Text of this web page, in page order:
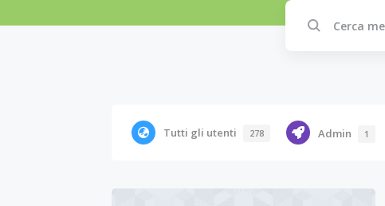
Tutti gli utenti 278 Admin 1